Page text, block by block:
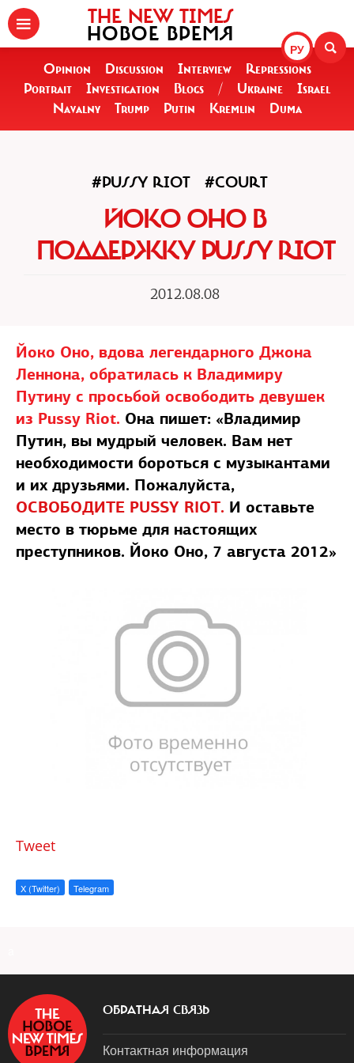
РУ
THE NEW TIMES
НОВОЕ ВРЕМЯ
Opinion Discussion Interview
Repressions
Portrait
Investigation Blogs / Ukraine
Israel
Navalny
Trump Putin Kremlin Duma
#PUSSY RIOT #COURT
ЙОКО ОНО В
ПОДДЕРЖКУ PUSSY RIOT
2012.08.08
Йоко Оно, вдова легендарного Джона
Леннона, обратилась к Владимиру
Путину с просьбой освободить девушек
из Pussy Riot. Она пишет: «Владимир
Путин, вы мудрый человек. Вам нет
необходимости бороться с музыкантами
и их друзьями. Пожалуйста,
ОСВОБОДИТЕ PUSSY RIOT. И оставьте
место в тюрьме для настоящих
преступников. Йоко Оно, 7 августа 2012»
Tweet
X (Twitter) Telegram
ОБРАТНАЯ СВЯЗЬ
Контактная информация